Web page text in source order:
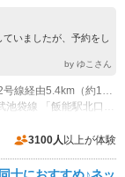
いましたが、予約をし
by ゆこさん
(1)【お車】 狭山日高インターチェンジから 県道262号線経由5.4km（約12分） 飯能駅北口から宮沢湖入り口まで約3km （約10分） 【近隣駐車場】 メッツァビレッジ駐車場をご利用ください。
選択されるコース・
3100人 以上が体験